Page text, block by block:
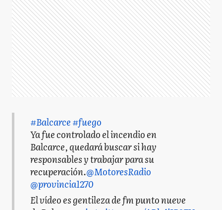
#Balcarce#fuego
Ya fue controlado el incendio en
Balcarce, quedará buscar si hay
responsables y trabajar para su
recuperación.@MotoresRadio
@provincia1270
El vídeo es gentileza de fm punto nueve